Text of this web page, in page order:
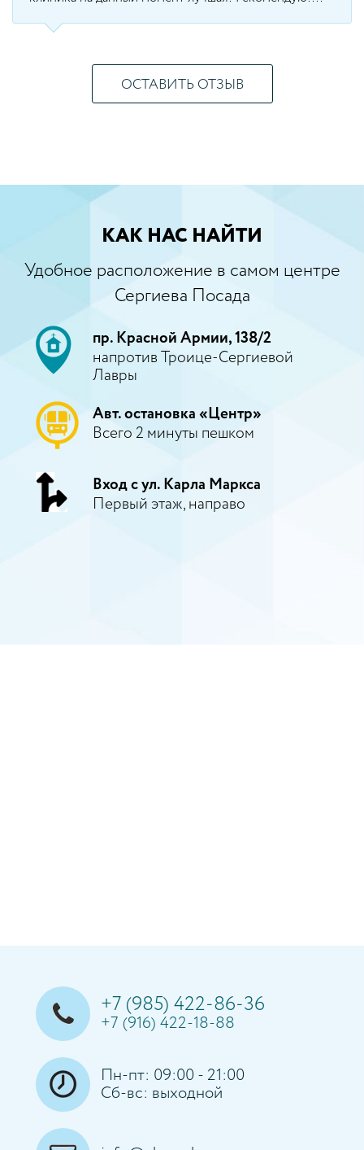
ОСТАВИТЬ ОТЗЫВ
КАК НАС НАЙТИ
Удобное расположение в самом центре
Сергиева Посада
пр. Красной Армии, 138/2
напротив Троице-Сергиевой
Лавры
Авт. остановка «Центр»
Всего 2 минуты пешком
Вход с ул. Карла Маркса
Первый этаж, направо
+7 (985) 422-86-36
+7 (916) 422-18-88
Пн-пт: 09:00 - 21:00
Сб-вс: выходной